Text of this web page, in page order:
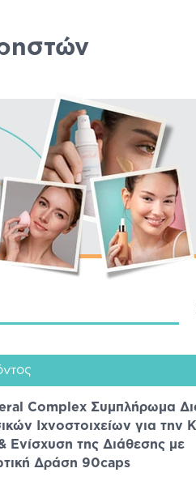
Complex Συμπλήρωμα
Ιχνοστοιχείων για την
Ενίσχυση της Διάθεσης με
Δράση 90caps